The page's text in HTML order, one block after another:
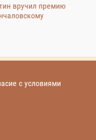
вручил премию
с условиями